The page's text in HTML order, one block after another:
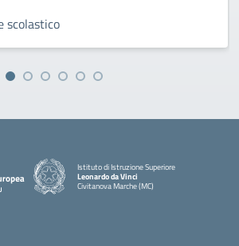
scolastico
Istituto di Istruzione Superiore
Leonardo da Vinci
Civitanova Marche (MC)